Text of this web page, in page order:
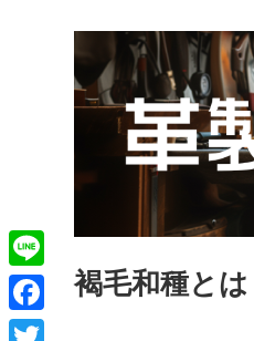
褐毛和種と
L
iF